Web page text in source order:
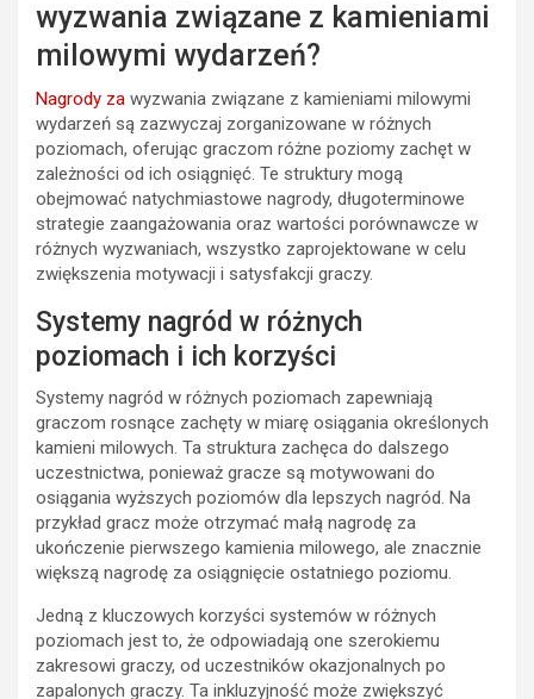
wyzwania związane z kamieniami
milowymi wydarzeń?
Nagrody za wyzwania związane z kamieniami milowymi
wydarzeń są zazwyczaj zorganizowane w różnych
poziomach, oferując graczom różne poziomy zachęt w
zależności od ich osiągnięć. Te struktury mogą
obejmować natychmiastowe nagrody, długoterminowe
strategie zaangażowania oraz wartości porównawcze w
różnych wyzwaniach, wszystko zaprojektowane w celu
zwiększenia motywacji i satysfakcji graczy.
Systemy nagród w różnych
poziomach i ich korzyści
Systemy nagród w różnych poziomach zapewniają
graczom rosnące zachęty w miarę osiągania określonych
kamieni milowych. Ta struktura zachęca do dalszego
uczestnictwa, ponieważ gracze są motywowani do
osiągania wyższych poziomów dla lepszych nagród. Na
przykład gracz może otrzymać małą nagrodę za
ukończenie pierwszego kamienia milowego, ale znacznie
większą nagrodę za osiągnięcie ostatniego poziomu.
Jedną z kluczowych korzyści systemów w różnych
poziomach jest to, że odpowiadają one szerokiemu
zakresowi graczy, od uczestników okazjonalnych po
zapalonych graczy. Ta inkluzyjność może zwiększyć